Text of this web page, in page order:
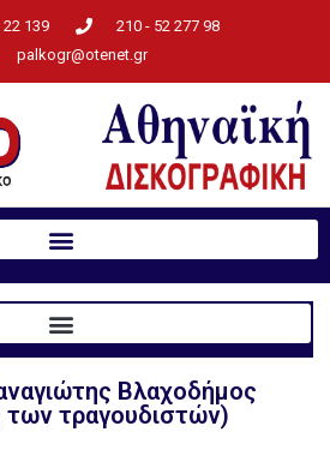
22 139
210 - 52 277 98
palkogr@otenet.gr
Βλαχοδήμος
τραγουδιστών)